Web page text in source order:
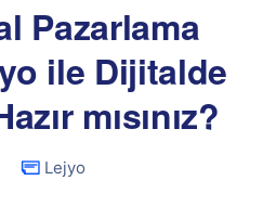
Pazarlama
ile Dijitalde
mısınız?
Lejyo